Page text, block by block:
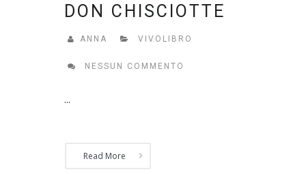
DON CHISCIOTTE
ANNA VIVOLIBRO
NESSUN COMMENTO
...
Read More